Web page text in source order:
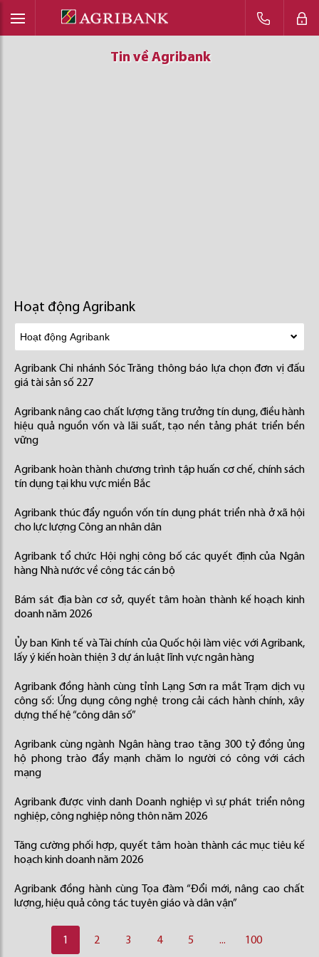
Tin về Agribank
Tin về Agribank
Tin về Agribank
Hoạt động Agribank
Agribank Chi nhánh Sóc Trăng thông báo lựa chọn đơn vị đấu
giá tài sản số 227
Agribank nâng cao chất lượng tăng trưởng tín dụng, điều hành
hiệu quả nguồn vốn và lãi suất, tạo nền tảng phát triển bền
vững
Agribank hoàn thành chương trình tập huấn cơ chế, chính sách
tín dụng tại khu vực miền Bắc
Agribank thúc đẩy nguồn vốn tín dụng phát triển nhà ở xã hội
cho lực lượng Công an nhân dân
Agribank tổ chức Hội nghị công bố các quyết định của Ngân
hàng Nhà nước về công tác cán bộ
Bám sát địa bàn cơ sở, quyết tâm hoàn thành kế hoạch kinh
doanh năm 2026
Ủy ban Kinh tế và Tài chính của Quốc hội làm việc với Agribank,
lấy ý kiến hoàn thiện 3 dự án luật lĩnh vực ngân hàng
Agribank đồng hành cùng tỉnh Lạng Sơn ra mắt Trạm dịch vụ
công số: Ứng dụng công nghệ trong cải cách hành chính, xây
dựng thế hệ “công dân số”
Agribank cùng ngành Ngân hàng trao tặng 300 tỷ đồng ủng
hộ phong trào đẩy mạnh chăm lo người có công với cách
mạng
Agribank được vinh danh Doanh nghiệp vì sự phát triển nông
nghiệp, công nghiệp nông thôn năm 2026
Tăng cường phối hợp, quyết tâm hoàn thành các mục tiêu kế
hoạch kinh doanh năm 2026
Agribank đồng hành cùng Tọa đàm “Đổi mới, nâng cao chất
lượng, hiệu quả công tác tuyên giáo và dân vận”
1 2 3 4 5 ... 100